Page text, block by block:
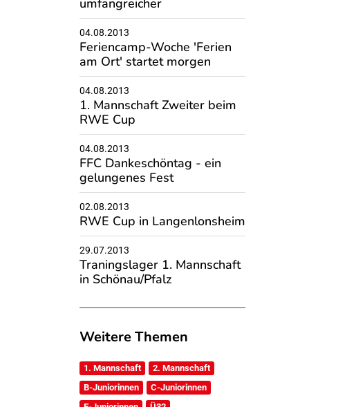
umfangreicher
04.08.2013
Feriencamp-Woche 'Ferien
am Ort' startet morgen
04.08.2013
1. Mannschaft Zweiter beim
RWE Cup
04.08.2013
FFC Dankeschöntag - ein
gelungenes Fest
02.08.2013
RWE Cup in Langenlonsheim
29.07.2013
Traningslager 1. Mannschaft
in Schönau/Pfalz
Weitere Themen
1. Mannschaft
2. Mannschaft
B-Juniorinnen
C-Juniorinnen